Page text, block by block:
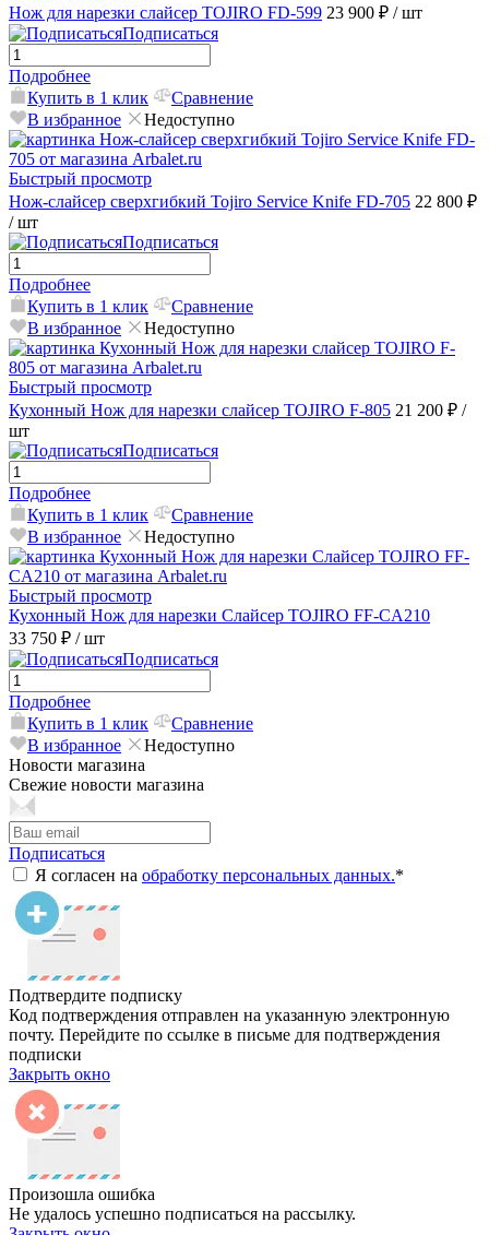
Нож для нарезки слайсер TOJIRO FD-599 23 900 ₽ / шт
Подписаться
Подробнее
Купить в 1 клик
Сравнение
В избранное
Недоступно
Быстрый просмотр
Нож-слайсер сверхгибкий Tojiro Service Knife FD-705 22 800 ₽
/ шт
Подписаться
Подробнее
Купить в 1 клик
Сравнение
В избранное
Недоступно
Быстрый просмотр
Кухонный Нож для нарезки слайсер TOJIRO F-805 21 200 ₽ /
шт
Подписаться
Подробнее
Купить в 1 клик
Сравнение
В избранное
Недоступно
Быстрый просмотр
Кухонный Нож для нарезки Слайсер TOJIRO FF-CA210
33 750 ₽ / шт
Подписаться
Подробнее
Купить в 1 клик
Сравнение
В избранное
Недоступно
Новости магазина
Свежие новости магазина
Подписаться
Я согласен на обработку персональных данных.*
Подтвердите подписку
Код подтверждения отправлен на указанную электронную
почту. Перейдите по ссылке в письме для подтверждения
подписки
Закрыть окно
Произошла ошибка
Не удалось успешно подписаться на рассылку.